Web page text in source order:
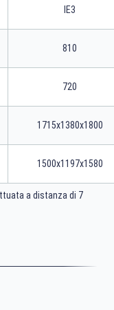
IE3
810
720
1715x1380x1800
1500x1197x1580
a distanza di 7